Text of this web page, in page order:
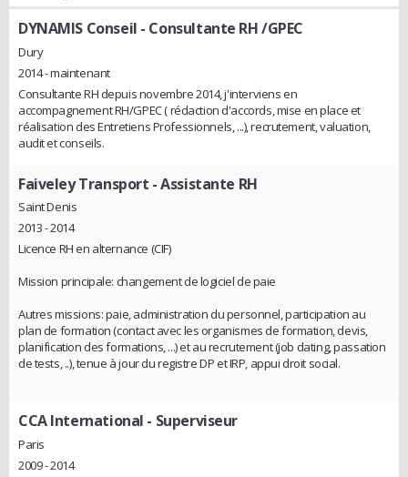
DYNAMIS Conseil - Consultante RH /GPEC
Dury
2014 - maintenant
Consultante RH depuis novembre 2014, j'interviens en
accompagnement RH/GPEC ( rédaction d'accords, mise en place et
réalisation des Entretiens Professionnels, ...), recrutement, valuation,
audit et conseils.
Faiveley Transport - Assistante RH
Saint Denis
2013 - 2014
Licence RH en alternance (CIF)
Mission principale: changement de logiciel de paie
Autres missions: paie, administration du personnel, participation au
plan de formation (contact avec les organismes de formation, devis,
planification des formations, ...) et au recrutement (job dating, passation
de tests, ..), tenue à jour du registre DP et IRP, appui droit social.
CCA International - Superviseur
Paris
2009 - 2014